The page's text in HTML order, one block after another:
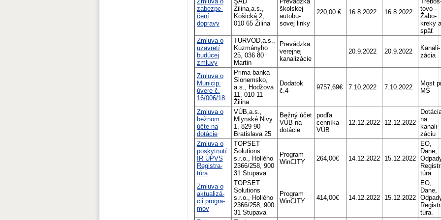
zabezpe-
čení
dopravy
Žilina,a.s.,
Košická 2,
010 65 Žilina
školskej
autobu-
sovej linky
220,00 € 16.8.2022 16.8.2022
tovo -
Žabo-
kreky a
späť
Zmluva o
uzavretí
budúcej
zmluvy
TURVOD,a.s.,
Kuzmányho
25, 036 80
Martin
Prevádzka
verejnej
kanalizácie
20.9.2022 20.9.2022
Kanali-
zácia
Zmluva o
Municip.
úvere č.
16/006/18
Prima banka
Slonemsko,
a.s., Hodžova
11, 010 11
Žilina
Dodatok
č.4
9757,69€ 7.10.2022 7.10.2022
Most
MŠ
Zmluva o
bežnom
účte na
dotácie
VÚB,a.s.,
Mlynské Nivy
1, 829 90
Bratislava 25
Bežný účet
VÚB na
dotácie
podľa
cenníka
VÚB
12.12.2022 12.12.2022
na
kanali-
záciu
Zmluva o
poskytnutí
IR ÚPVS
Registra-
túra
TOPSET
Solutions
s.r.o., Hollého
2366/258, 900
31 Stupava
Program
WinCITY
264,00€ 14.12.2022 15.12.2022
EO,
Dane,
túra.
Zmluva o
aktualizá-
cii progra-
mov
TOPSET
Solutions
s.r.o., Hollého
2366/258, 900
31 Stupava
Program
WinCITY
414,00€ 14.12.2022 15.12.2022
EO,
Dane,
túra.